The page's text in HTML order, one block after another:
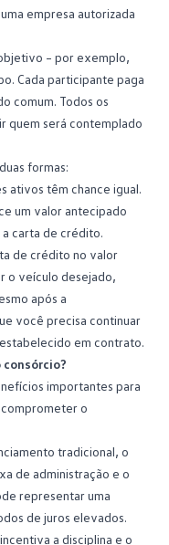
empresa autorizada
– por exemplo,
Cada participante paga
comum. Todos os
quem será contemplado
formas:
ativos têm chance igual.
um valor antecipado
carta de crédito.
de crédito no valor
o veículo desejado,
após a
você precisa continuar
em contrato.
importantes para
o
tradicional, o
de administração e o
representar uma
de juros elevados.
a disciplina e o